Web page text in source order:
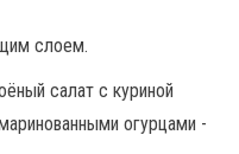
слоем.